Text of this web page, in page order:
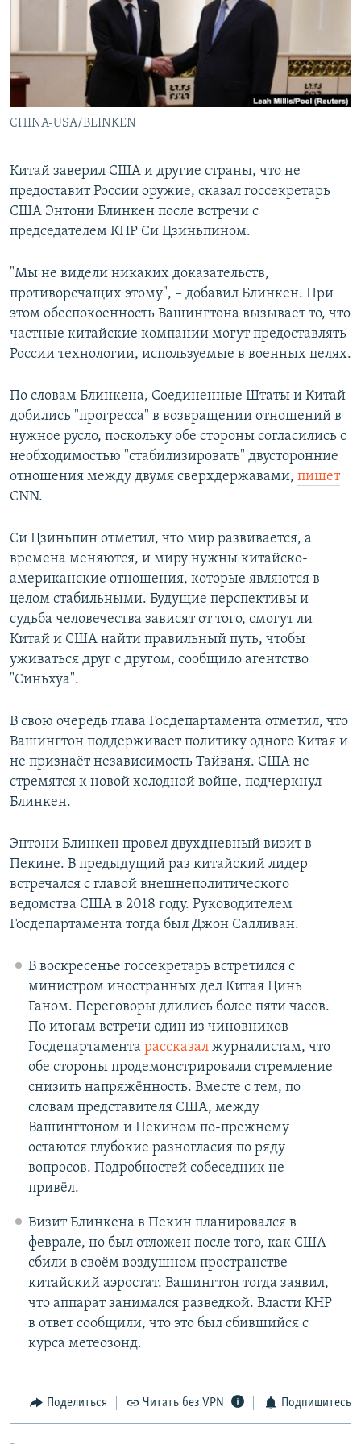
РАСПИСАНИЕ ВЕЩАНИЯ
ПОДПИШИТЕСЬ НА РАССЫЛКУ
СОЦИАЛЬНЫЕ СЕТИ
Все сайты РСЕ/РС
CHINA-USA/BLINKEN
Китай заверил США и другие страны, что не
предоставит России оружие, сказал госсекретарь
США Энтони Блинкен после встречи с
председателем КНР Си Цзиньпином.
"Мы не видели никаких доказательств,
противоречащих этому", – добавил Блинкен. При
этом обеспокоенность Вашингтона вызывает то, что
частные китайские компании могут предоставлять
России технологии, используемые в военных целях.
По словам Блинкена, Соединенные Штаты и Китай
добились "прогресса" в возвращении отношений в
нужное русло, поскольку обе стороны согласились с
необходимостью "стабилизировать" двусторонние
отношения между двумя сверхдержавами, пишет
CNN.
Си Цзиньпин отметил, что мир развивается, а
времена меняются, и миру нужны китайско-
американские отношения, которые являются в
целом стабильными. Будущие перспективы и
судьба человечества зависят от того, смогут ли
Китай и США найти правильный путь, чтобы
уживаться друг с другом, сообщило агентство
"Синьхуа".
В свою очередь глава Госдепартамента отметил, что
Вашингтон поддерживает политику одного Китая и
не признаёт независимость Тайваня. США не
стремятся к новой холодной войне, подчеркнул
Блинкен.
Энтони Блинкен провел двухдневный визит в
Пекине. В предыдущий раз китайский лидер
встречался с главой внешнеполитического
ведомства США в 2018 году. Руководителем
Госдепартамента тогда был Джон Салливан.
В воскресенье госсекретарь встретился с
министром иностранных дел Китая Цинь
Ганом. Переговоры длились более пяти часов.
По итогам встречи один из чиновников
Госдепартамента рассказал журналистам, что
обе стороны продемонстрировали стремление
снизить напряжённость. Вместе с тем, по
словам представителя США, между
Вашингтоном и Пекином по-прежнему
остаются глубокие разногласия по ряду
вопросов. Подробностей собеседник не
привёл.
Визит Блинкена в Пекин планировался в
феврале, но был отложен после того, как США
сбили в своём воздушном пространстве
китайский аэростат. Вашингтон тогда заявил,
что аппарат занимался разведкой. Власти КНР
в ответ сообщили, что это был сбившийся с
курса метеозонд.
Поделиться Читать без VPN Подпишитесь